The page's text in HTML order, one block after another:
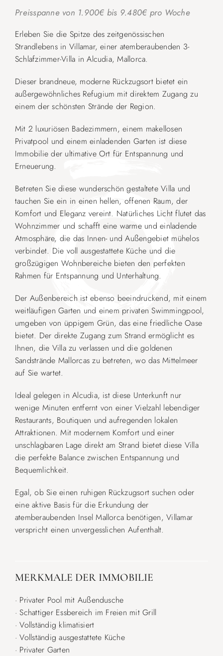
Preisspanne von 1.900€ bis 9.480€ pro Woche
Erleben Sie die Spitze des zeitgenössischen
Strandlebens in Villamar, einer atemberaubenden 3-
Schlafzimmer-Villa in Alcudia, Mallorca.
Dieser brandneue, moderne Rückzugsort bietet ein
außergewöhnliches Refugium mit direktem Zugang zu
einem der schönsten Strände der Region.
Mit 2 luxuriösen Badezimmern, einem makellosen
Privatpool und einem einladenden Garten ist diese
Immobilie der ultimative Ort für Entspannung und
Erneuerung.
Betreten Sie diese wunderschön gestaltete Villa und
tauchen Sie ein in einen hellen, offenen Raum, der
Komfort und Eleganz vereint. Natürliches Licht flutet das
Wohnzimmer und schafft eine warme und einladende
Atmosphäre, die das Innen- und Außengebiet mühelos
verbindet. Die voll ausgestattete Küche und die
großzügigen Wohnbereiche bieten den perfekten
Rahmen für Entspannung und Unterhaltung.
Der Außenbereich ist ebenso beeindruckend, mit einem
weitläufigen Garten und einem privaten Swimmingpool,
umgeben von üppigem Grün, das eine friedliche Oase
bietet. Der direkte Zugang zum Strand ermöglicht es
Ihnen, die Villa zu verlassen und die goldenen
Sandstrände Mallorcas zu betreten, wo das Mittelmeer
auf Sie wartet.
Ideal gelegen in Alcudia, ist diese Unterkunft nur
wenige Minuten entfernt von einer Vielzahl lebendiger
Restaurants, Boutiquen und aufregenden lokalen
Attraktionen. Mit modernem Komfort und einer
unschlagbaren Lage direkt am Strand bietet diese Villa
die perfekte Balance zwischen Entspannung und
Bequemlichkeit.
Egal, ob Sie einen ruhigen Rückzugsort suchen oder
eine aktive Basis für die Erkundung der
atemberaubenden Insel Mallorca benötigen, Villamar
verspricht einen unvergesslichen Aufenthalt.
MERKMALE DER IMMOBILIE
· Privater Pool mit Außendusche
· Schattiger Essbereich im Freien mit Grill
· Vollständig klimatisiert
· Vollständig ausgestattete Küche
· Privater Garten